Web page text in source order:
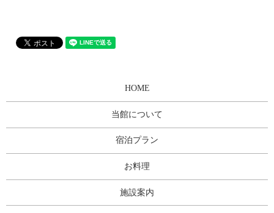
HOME
当館について
宿泊プラン
お料理
施設案内